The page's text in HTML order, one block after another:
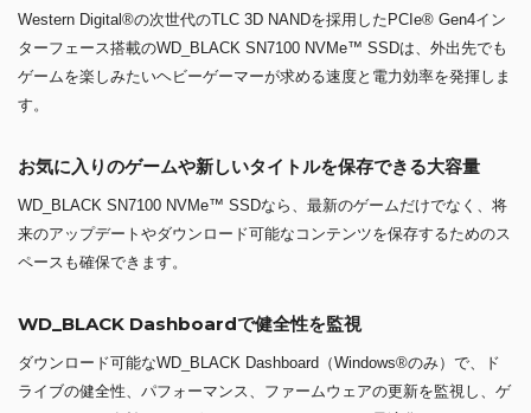
Western Digital®の次世代のTLC 3D NANDを採用したPCIe® Gen4イン
ターフェース搭載のWD_BLACK SN7100 NVMe™ SSDは、外出先でも
ゲームを楽しみたいヘビーゲーマーが求める速度と電力効率を発揮しま
す。
お気に入りのゲームや新しいタイトルを保存できる大容量
WD_BLACK SN7100 NVMe™ SSDなら、最新のゲームだけでなく、将
来のアップデートやダウンロード可能なコンテンツを保存するためのス
ペースも確保できます。
WD_BLACK Dashboardで健全性を監視
ダウンロード可能なWD_BLACK Dashboard（Windows®のみ）で、ド
ライブの健全性、パフォーマンス、ファームウェアの更新を監視し、ゲ